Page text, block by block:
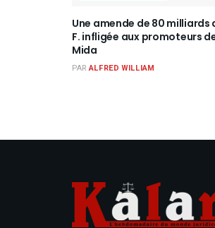
Une amende de 80 milliards
F. infligée aux promoteurs
Mida
PAR ALFRED WILLIAM